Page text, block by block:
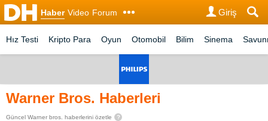
Haber Video Forum Giriş
Hız Testi Kripto Para Oyun Otomobil Bilim Sinema
Warner Bros. Haberleri
Güncel Warner bros. haberlerini özetle ?